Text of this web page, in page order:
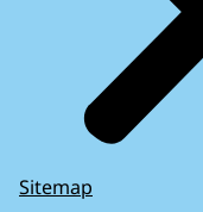
Sitemap